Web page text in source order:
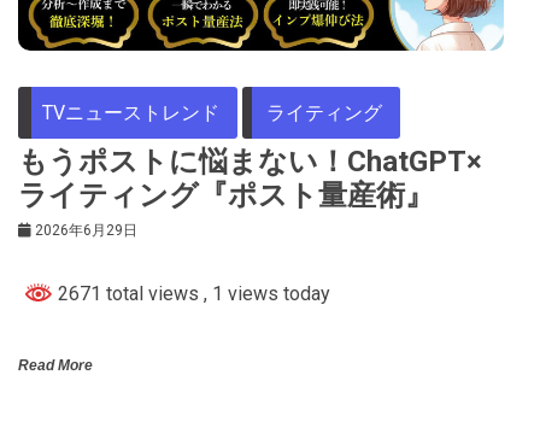
TVニューストレンド ライティング
もうポストに悩まない！ChatGPT×
ライティング『ポスト量産術』
2026年6月29日
2671 total views , 1 views today
Read More